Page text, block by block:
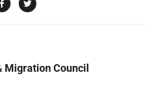
Migration Council